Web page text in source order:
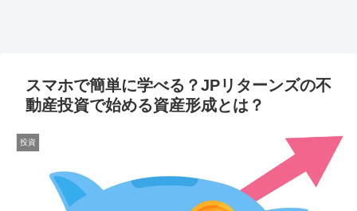
スマホで簡単に学べる？JPリターンズの不
動産投資で始める資産形成とは？
投資